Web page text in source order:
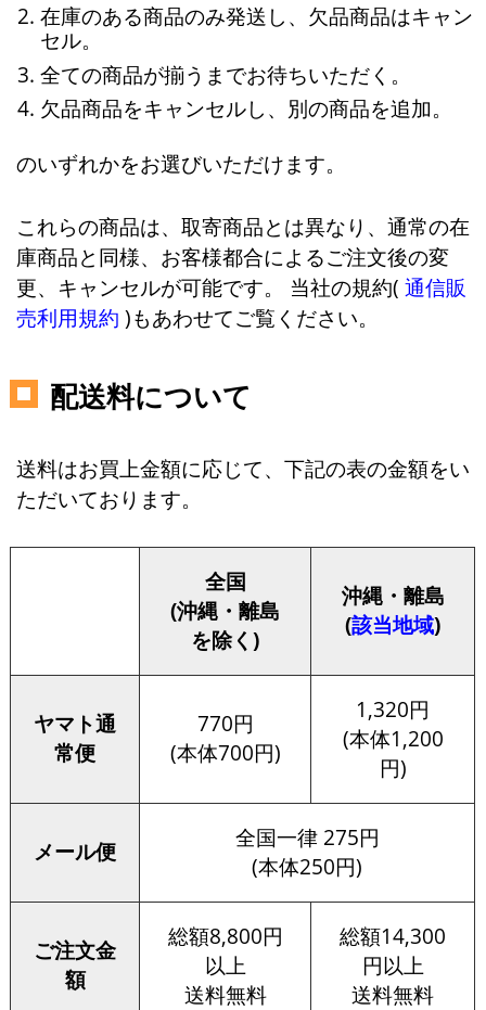
在庫のある商品のみ発送し、欠品商品はキャン
セル。
全ての商品が揃うまでお待ちいただく。
欠品商品をキャンセルし、別の商品を追加。
のいずれかをお選びいただけます。
これらの商品は、取寄商品とは異なり、通常の在
庫商品と同様、お客様都合によるご注文後の変
更、キャンセルが可能です。 当社の規約( 通信販
売利用規約 )もあわせてご覧ください。
配送料について
送料はお買上金額に応じて、下記の表の金額をい
ただいております。
全国
(沖縄・離島
を除く)
沖縄・離島
(該当地域)
ヤマト通
常便
770円
(本体700円)
1,320円
(本体1,200
円)
メール便
全国一律 275円
(本体250円)
ご注文金
額
総額8,800円
以上
送料無料
総額14,300
円以上
送料無料